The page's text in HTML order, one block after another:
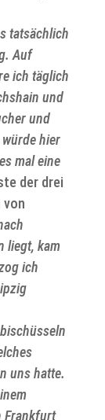
tatsächlich
Auf
ich täglich
und
und
hier
mal eine
der drei
von
liegt, kam
ich
uns hatte.
Frankfurt